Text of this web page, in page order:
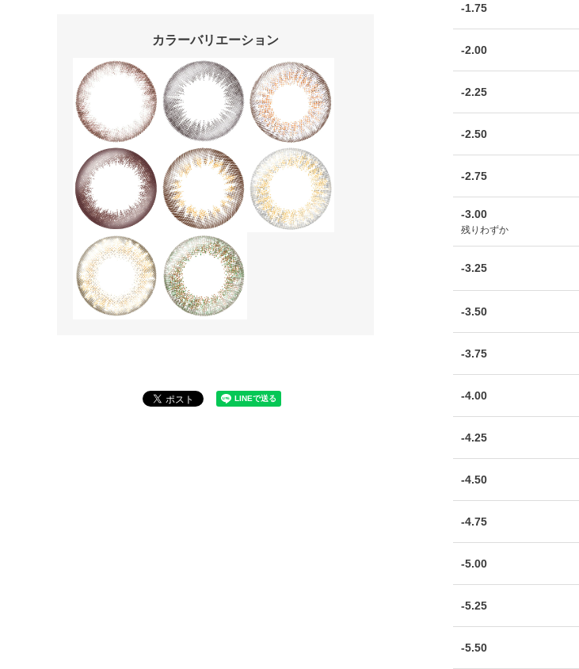
カラーバリエーション
-1.75
-2.00
-2.25
-2.50
-2.75
-3.00
残りわずか
-3.25
-3.50
-3.75
-4.00
-4.25
-4.50
-4.75
-5.00
-5.25
-5.50